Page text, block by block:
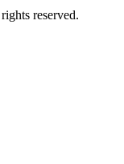
reserved.